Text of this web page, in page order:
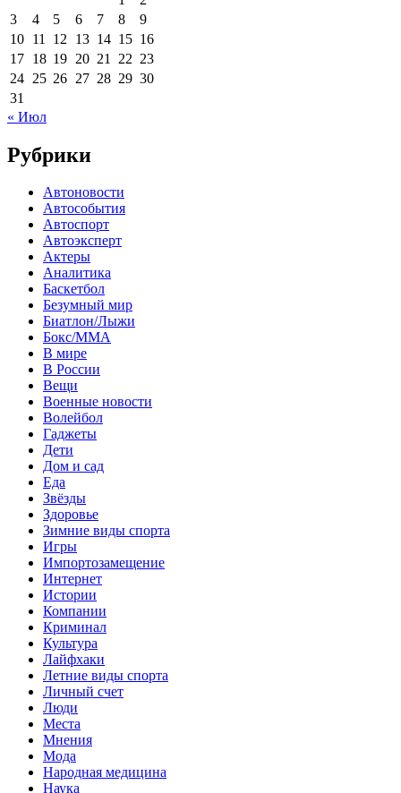
3
4 5 6 7 8
9
10 11 12 13 14 15 16
17 18 19 20 21 22 23
24 25 26 27 28 29 30
31
« Июл
Рубрики
Автоновости
Автособытия
Автоспорт
Автоэксперт
Актеры
Аналитика
Баскетбол
Безумный мир
Биатлон/Лыжи
Бокс/MMA
В мире
В России
Вещи
Военные новости
Волейбол
Гаджеты
Дети
Дом и сад
Еда
Звёзды
Здоровье
Зимние виды спорта
Игры
Импортозамещение
Интернет
Истории
Компании
Криминал
Культура
Лайфхаки
Летние виды спорта
Личный счет
Люди
Места
Мнения
Мода
Народная медицина
Наука